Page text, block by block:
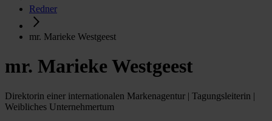
Redner
mr. Marieke Westgeest
mr. Marieke Westgeest
Direktorin einer internationalen Markenagentur | Tagungsleiterin |
Weibliches Unternehmertum